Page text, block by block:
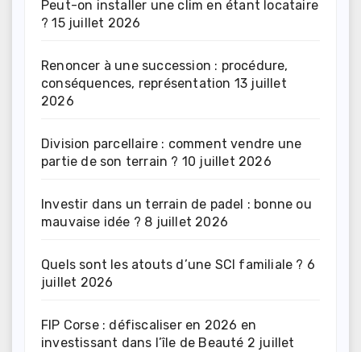
Peut-on installer une clim en étant locataire
? 15 juillet 2026
Renoncer à une succession : procédure,
conséquences, représentation 13 juillet
2026
Division parcellaire : comment vendre une
partie de son terrain ? 10 juillet 2026
Investir dans un terrain de padel : bonne ou
mauvaise idée ? 8 juillet 2026
Quels sont les atouts d’une SCI familiale ? 6
juillet 2026
FIP Corse : défiscaliser en 2026 en
investissant dans l’île de Beauté 2 juillet